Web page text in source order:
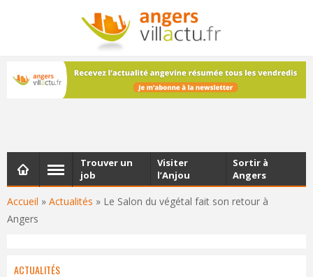
NEWSLETTER
Les dernières actualités d'Angers, chaque vendredi dans
votre boîte e-mail
Accueil » Actualités » Le Salon du végétal fait son retour à
Angers
Trouver un
job
Visiter
l’Anjou
Sortir à
Angers
ACTUALITÉS